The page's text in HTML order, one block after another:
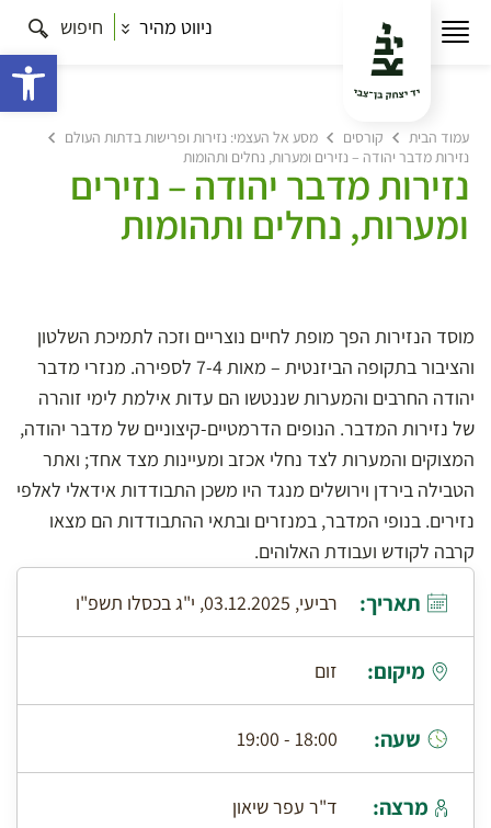
ניווט מהיר חיפוש
עמוד הבית קורסים
מסע אל העצמי: נזירות ופרישות בדתות העולם
נזירות מדבר יהודה – נזירים ומערות, נחלים ותהומות
נזירות מדבר יהודה – נזירים
ומערות, נחלים ותהומות
מוסד הנזירות הפך מופת לחיים נוצריים וזכה לתמיכת השלטון
והציבור בתקופה הביזנטית – מאות 7-4 לספירה. מנזרי מדבר
יהודה החרבים והמערות שננטשו הם עדות אילמת לימי זוהרה
של נזירות המדבר. הנופים הדרמטיים-קיצוניים של מדבר יהודה,
המצוקים והמערות לצד נחלי אכזב ומעיינות מצד אחד; ואתר
הטבילה בירדן וירושלים מנגד היו משכן התבודדות אידאלי לאלפי
נזירים. בנופי המדבר, במנזרים ובתאי ההתבודדות הם מצאו
קרבה לקודש ועבודת האלוהים.
תאריך: רביעי, 03.12.2025, י"ג בכסלו תשפ"ו
מיקום: זום
שעה: 18:00 - 19:00
מרצה: ד"ר עפר שיאון